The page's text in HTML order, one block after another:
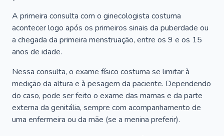
A primeira consulta com o ginecologista costuma
acontecer logo após os primeiros sinais da puberdade ou
a chegada da primeira menstruação, entre os 9 e os 15
anos de idade.
Nessa consulta, o exame físico costuma se limitar à
medição da altura e à pesagem da paciente. Dependendo
do caso, pode ser feito o exame das mamas e da parte
externa da genitália, sempre com acompanhamento de
uma enfermeira ou da mãe (se a menina preferir).